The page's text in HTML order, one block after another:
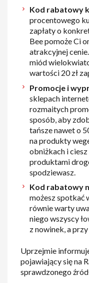
Kod rabatowy
procentowego
zapłaty o
Bee pomoże Ci
atrakcyjnej
miód
wartości 20 zł
Promocje i
sklepach
rozmaitych
sposób, aby
tańsze nawet o
na produkty
obniżkach i
produktami
spodziewasz.
Kod rabatowy
możesz spotkać
równie warty
niego wszyscy
z nowinek, a
Uprzejmie
pojawiający się na
sprawdzonego